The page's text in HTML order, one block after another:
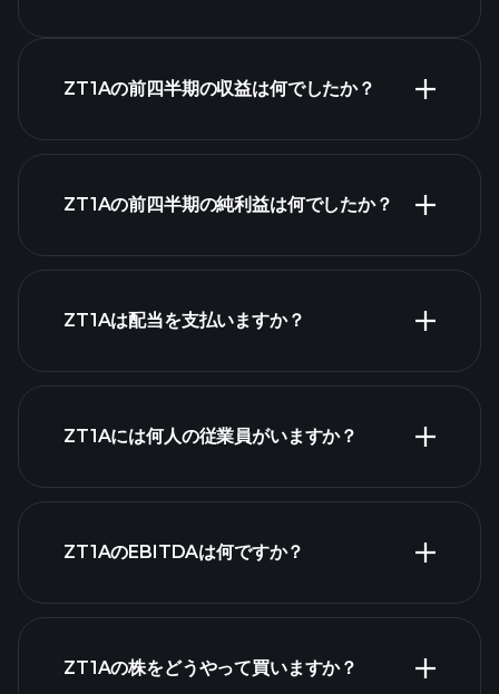
ZT1Aの収益
ZT1Aの前四半期の収益は何でしたか？
財務
ZT1Aの前四半期の純利益は何でしたか？
ZT1Aは配当を支払いますか？
ZT1Aには何人の従業員がいますか？
ZT1AのEBITDAは何ですか？
ZT1Aの株をどうやって買いますか？